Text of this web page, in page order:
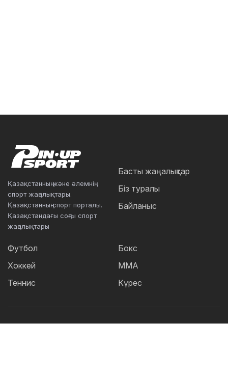
Қазақстанның және әлемнің
спорт жаңалықтары.
Қазақстанның спорт порталы.
Қазақстандағы соңғы спорт
жаңалықтары
Басты жаңалықтар
Біз туралы
Байланыс
Футбол
Хоккей
Теннис
Бокс
ММА
Күрес